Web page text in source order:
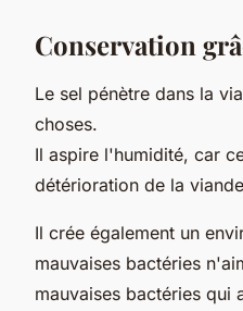
Conservation
Le sel pénètre dans la
choses.
Il aspire l'humidité, car
détérioration de la
Il crée également un
mauvaises bactéries
mauvaises bactéries qui